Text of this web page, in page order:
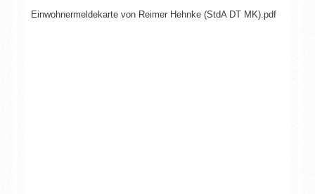
Einwohnermeldekarte von Reimer Hehnke (StdA DT MK).pdf